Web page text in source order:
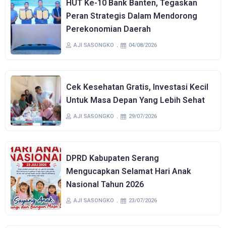
HUT Ke-10 Bank Banten, Tegaskan
Peran Strategis Dalam Mendorong
Perekonomian Daerah
AJI SASONGKO 04/08/2026
Cek Kesehatan Gratis, Investasi Kecil
Untuk Masa Depan Yang Lebih Sehat
AJI SASONGKO 29/07/2026
DPRD Kabupaten Serang
Mengucapkan Selamat Hari Anak
Nasional Tahun 2026
AJI SASONGKO 23/07/2026